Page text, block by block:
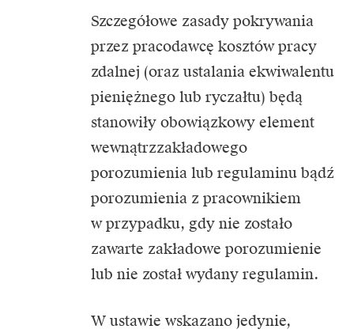
Szczegółowe zasady pokrywania
przez pracodawcę kosztów pracy
zdalnej (oraz ustalania ekwiwalentu
pieniężnego lub ryczałtu) będą
stanowiły obowiązkowy element
wewnątrzzakładowego
porozumienia lub regulaminu bądź
porozumienia z pracownikiem
w przypadku, gdy nie zostało
zawarte zakładowe porozumienie
lub nie został wydany regulamin.
W ustawie wskazano jedynie,